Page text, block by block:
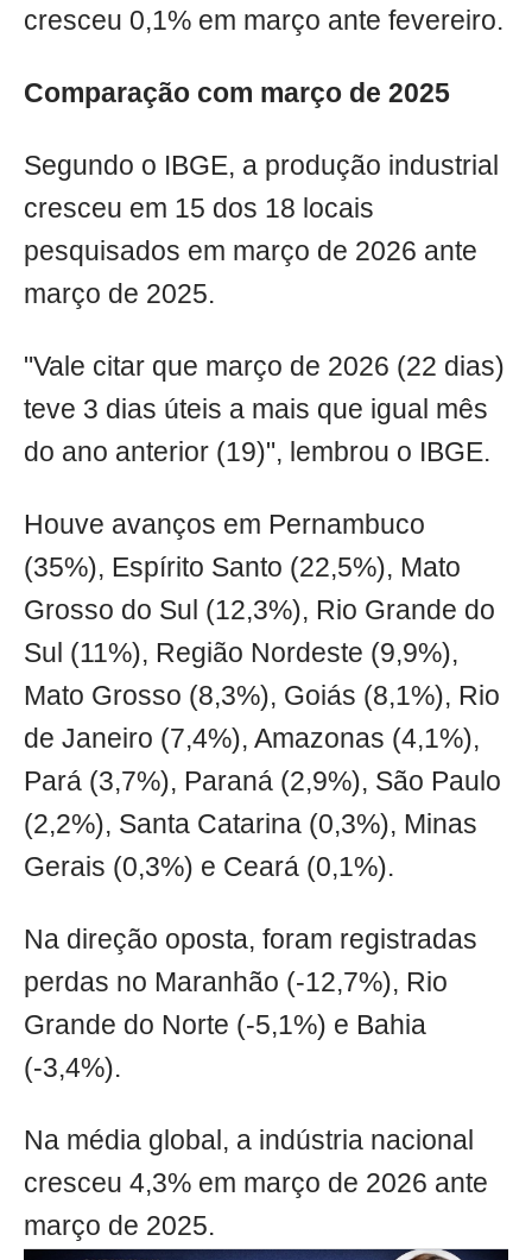
cresceu 0,1% em março ante fevereiro.
Comparação com março de 2025
Segundo o IBGE, a produção industrial
cresceu em 15 dos 18 locais
pesquisados em março de 2026 ante
março de 2025.
"Vale citar que março de 2026 (22 dias)
teve 3 dias úteis a mais que igual mês
do ano anterior (19)", lembrou o IBGE.
Houve avanços em Pernambuco
(35%), Espírito Santo (22,5%), Mato
Grosso do Sul (12,3%), Rio Grande do
Sul (11%), Região Nordeste (9,9%),
Mato Grosso (8,3%), Goiás (8,1%), Rio
de Janeiro (7,4%), Amazonas (4,1%),
Pará (3,7%), Paraná (2,9%), São Paulo
(2,2%), Santa Catarina (0,3%), Minas
Gerais (0,3%) e Ceará (0,1%).
Na direção oposta, foram registradas
perdas no Maranhão (-12,7%), Rio
Grande do Norte (-5,1%) e Bahia
(-3,4%).
Na média global, a indústria nacional
cresceu 4,3% em março de 2026 ante
março de 2025.